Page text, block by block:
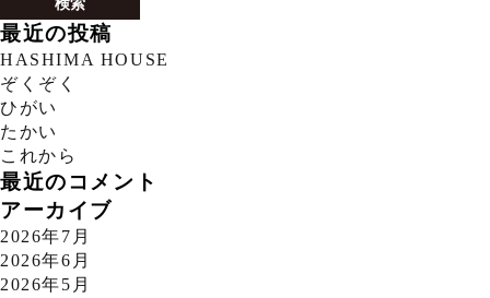
最近の投稿
HASHIMA HOUSE
ぞくぞく
ひがい
たかい
これから
最近のコメント
アーカイブ
2026年7月
2026年6月
2026年5月